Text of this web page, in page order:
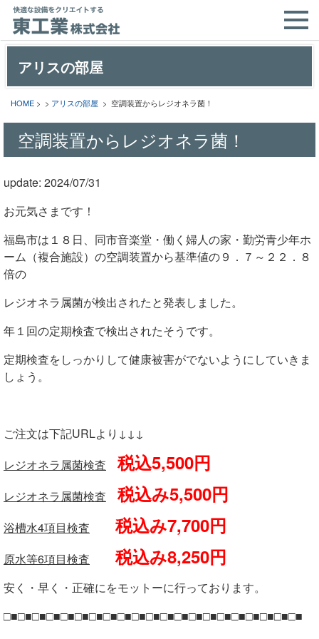
アリスの部屋
HOME > > アリスの部屋 > 空調装置からレジオネラ菌！
空調装置からレジオネラ菌！
update: 2024/07/31
お元気さまです！
福島市は１８日、同市音楽堂・働く婦人の家・勤労青少年ホ
ーム（複合施設）の空調装置から基準値の９．７～２２．８
倍の
レジオネラ属菌が検出されたと発表しました。
年１回の定期検査で検出されたそうです。
定期検査をしっかりして健康被害がでないようにしていきま
しょう。
ご注文は下記URLより↓↓↓
レジオネラ属菌検査
税込5,500円
レジオネラ属菌検査 税込み5,500円
浴槽水4項目検査 税込み7,700円
原水等6項目検査 税込み8,250円
安く・早く・正確にをモットーに行っております。
□■□■□■□■□■□■□■□■□■□■□■□■□■□■□■□■□■□■□■□■□■